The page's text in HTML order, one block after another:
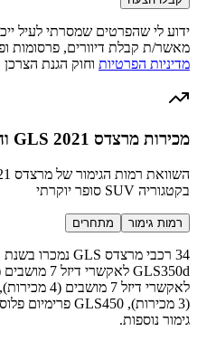
ידוע לי שהפרטים שמסרתי לעיל
מאשר/ת קבלת דיוורים, פרסומות
מדיניות הפרטיות וחוק הגנת הצרכן
מכירות מרצדס GLS 2021 והשוואה למתחרים
בקטגוריה SUV סופר יוקרתי
רמות גימור מתחרים
גימור נוספות.